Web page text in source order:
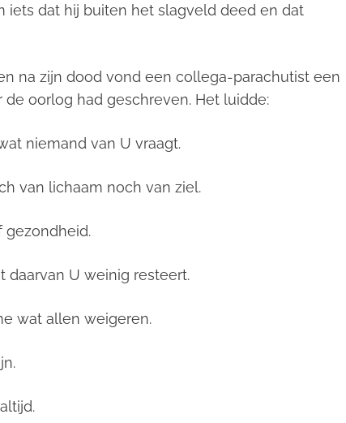
iets dat hij buiten het slagveld deed en dat
na zijn dood vond een collega-parachutist een
oorlog had geschreven. Het luidde:
niemand van U vraagt.
van lichaam noch van ziel.
gezondheid.
daarvan U weinig resteert.
wat allen weigeren.